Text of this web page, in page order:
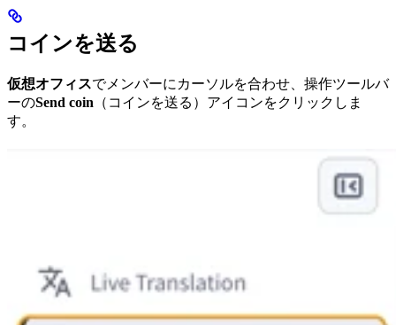
コインを送る
仮想オフィスでメンバーにカーソルを合わせ、操作ツールバ
ーのSend coin （コインを送る）アイコンをクリックしま
す。